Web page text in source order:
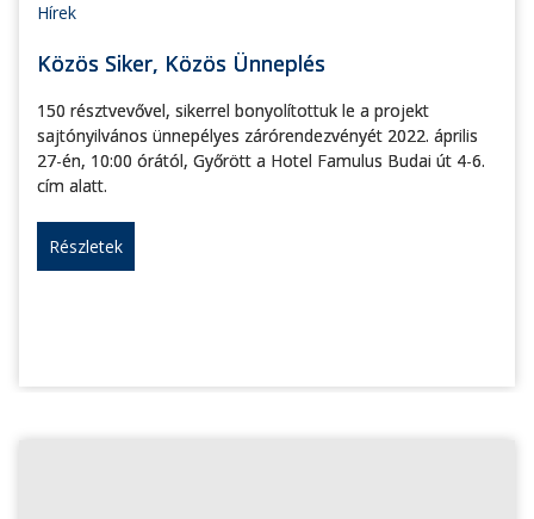
Hírek
Közös Siker, Közös Ünneplés
150 résztvevővel, sikerrel bonyolítottuk le a projekt
sajtónyilvános ünnepélyes zárórendezvényét 2022. április
27-én, 10:00 órától, Győrött a Hotel Famulus Budai út 4-6.
cím alatt.
Részletek